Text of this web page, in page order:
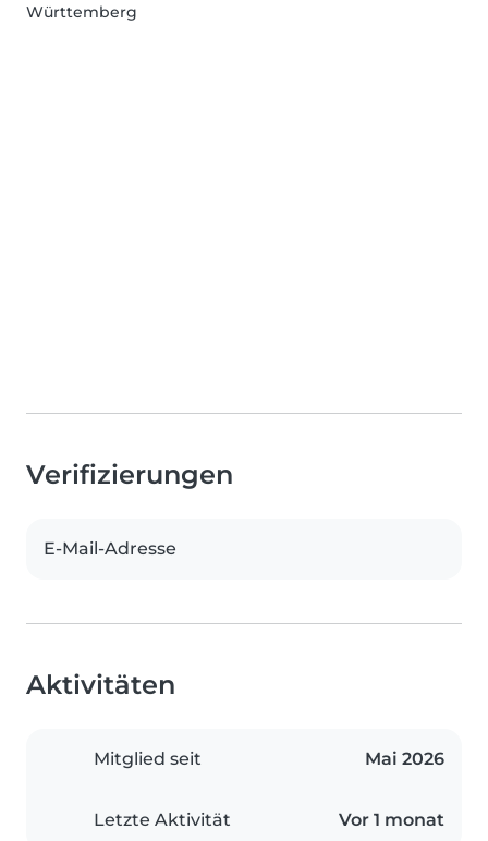
Württemberg
Verifizierungen
E-Mail-Adresse
Aktivitäten
Mitglied seit Mai 2026
Letzte Aktivität Vor 1 monat